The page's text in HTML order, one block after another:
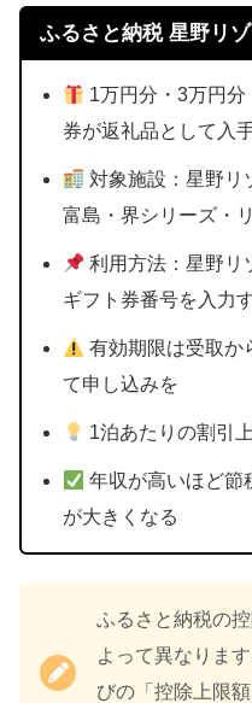
ふるさと納税 星野リ
1万円分・3万円分
券が返礼品として入
対象施設：星野リ
富島・界シリーズ・
利用方法：星野リ
ギフト券番号を入力
有効期限は受取か
て申し込みを
1泊あたりの割引
年収が高いほど節
が大きくなる
ふるさと納税の
よって異なりま
びの「控除上限